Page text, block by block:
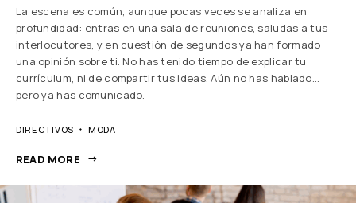
La escena es común, aunque pocas veces se analiza en
profundidad: entras en una sala de reuniones, saludas a tus
interlocutores, y en cuestión de segundos ya han formado
una opinión sobre ti. No has tenido tiempo de explicar tu
currículum, ni de compartir tus ideas. Aún no has hablado…
pero ya has comunicado.
DIRECTIVOS MODA
READ MORE